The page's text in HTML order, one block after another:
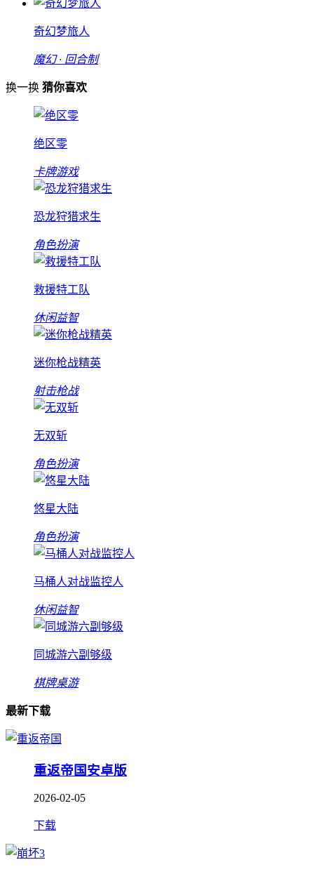
奇幻梦旅人
魔幻 · 回合制
换一换 猜你喜欢
绝区零
卡牌游戏
恐龙狩猎求生
角色扮演
救援特工队
休闲益智
迷你枪战精英
射击枪战
无双斩
角色扮演
悠星大陆
角色扮演
马桶人对战监控人
休闲益智
同城游六副够级
棋牌桌游
最新下载
重返帝国安卓版
2026-02-05
下载